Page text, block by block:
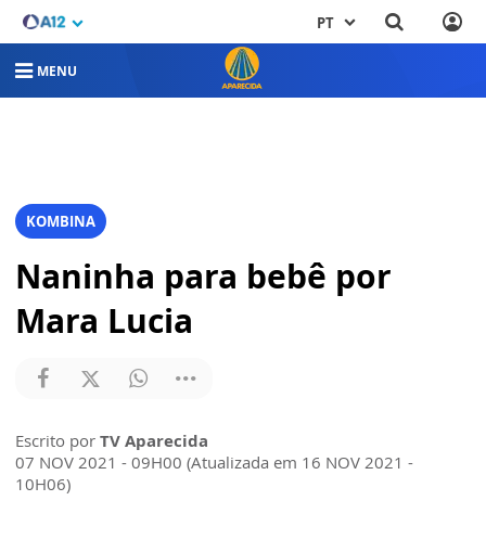
PT
MENU
KOMBINA
Naninha para bebê por
Mara Lucia
Escrito por TV Aparecida
07 NOV 2021 - 09H00 (Atualizada em 16 NOV 2021 -
10H06)